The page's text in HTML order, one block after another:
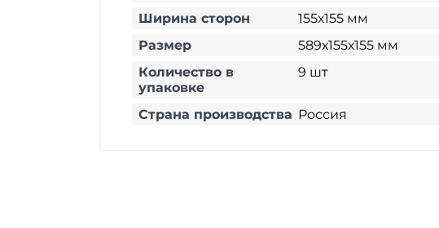
Ширина сторон
155х155 мм
Размер
589х155х155 мм
Количество в
упаковке
9 шт
Страна производства Россия